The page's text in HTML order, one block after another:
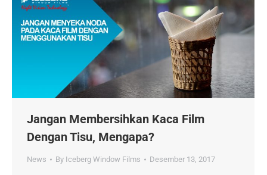
Jangan Membersihkan Kaca Film
Dengan Tisu, Mengapa?
News By Iceberg Window Films Desember 13, 2017